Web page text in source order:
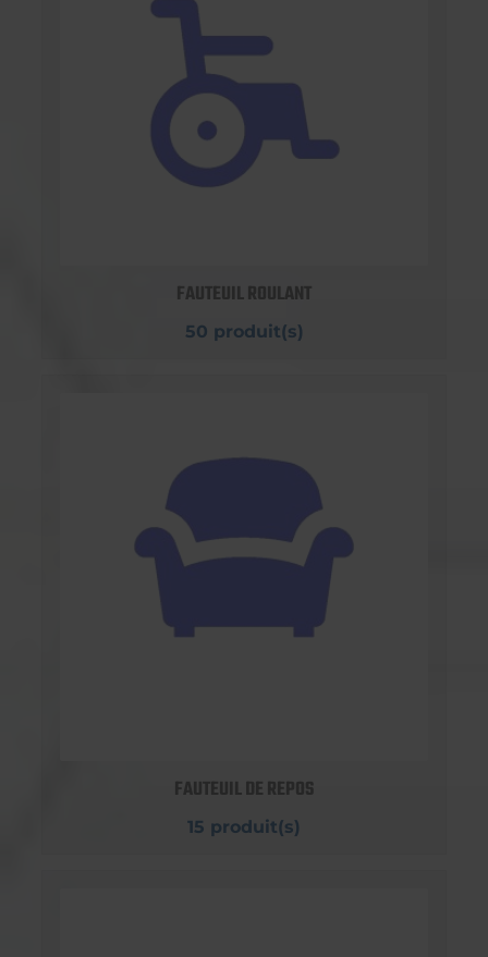
FAUTEUIL ROULANT
50 produit(s)
FAUTEUIL DE REPOS
15 produit(s)